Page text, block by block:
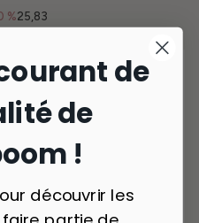
%25,83
de
de
!
découvrir les